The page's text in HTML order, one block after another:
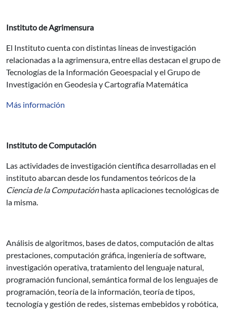
Instituto de Agrimensura
El Instituto cuenta con distintas líneas de investigación
relacionadas a la agrimensura, entre ellas destacan el grupo de
Tecnologías de la Información Geoespacial y el Grupo de
Investigación en Geodesia y Cartografía Matemática
Más información
Instituto de Computación
Las actividades de investigación científica desarrolladas en el
instituto abarcan desde los fundamentos teóricos de la
Ciencia de la Computaciónhasta aplicaciones tecnológicas de
la misma.
Análisis de algoritmos, bases de datos, computación de altas
prestaciones, computación gráfica, ingeniería de software,
investigación operativa, tratamiento del lenguaje natural,
programación funcional, semántica formal de los lenguajes de
programación, teoría de la información, teoría de tipos,
tecnología y gestión de redes, sistemas embebidos y robótica,